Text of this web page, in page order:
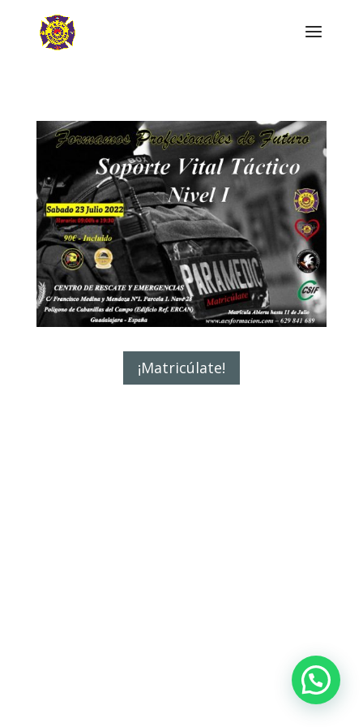
¡Matricúlate!